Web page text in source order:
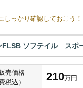
しっかり確認しておこう
FLSB ソフテイル スポ
売価格
税込）
210万円